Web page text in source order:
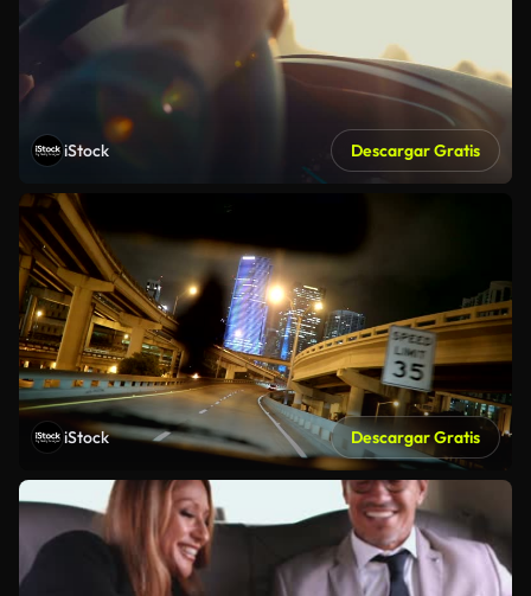
iStock Descargar Gratis
iStock Descargar Gratis